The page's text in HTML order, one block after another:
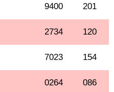
9400 201
2734 120
7023 154
0264 086